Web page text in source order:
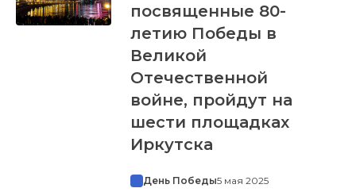
посвященные 80-
летию Победы в
Великой
Отечественной
войне, пройдут на
шести площадках
Иркутска
День Победы5 мая 2025